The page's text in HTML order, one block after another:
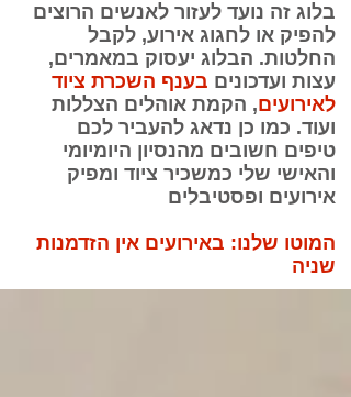
בלוג זה נועד לעזור לאנשים הרוצים
להפיק או לחגוג אירוע, לקבל
החלטות. הבלוג יעסוק במאמרים,
עצות ועדכונים בענף השכרת ציוד
לאירועים, הקמת אוהלים הצללות
ועוד. כמו כן נדאג להעביר לכם
טיפים חשובים מהנסיון היומיומי
והאישי שלי כמשכיר ציוד ומפיק
אירועים ופסטיבלים
המוטו שלנו: באירועים אין הזדמנות
שניה